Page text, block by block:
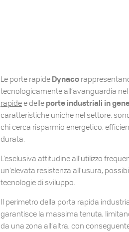
Le porte rapide Dynaco
tecnologicamente all’avanguardia
rapide e delle porte industriali in
caratteristiche uniche nel settore,
chi cerca risparmio energetico,
durata.
L’esclusiva attitudine all’utilizzo
un’elevata resistenza all’usura,
tecnologie di sviluppo.
Il perimetro della porta rapida
garantisce la massima tenuta,
da una zona all’altra, con